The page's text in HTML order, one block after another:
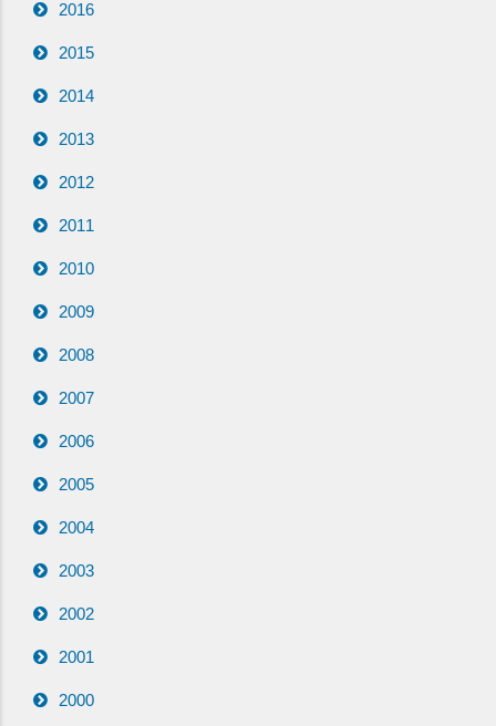
2016
2015
2014
2013
2012
2011
2010
2009
2008
2007
2006
2005
2004
2003
2002
2001
2000